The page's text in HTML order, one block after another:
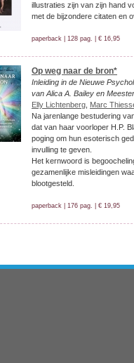
illustraties zijn van zijn hand
met de bijzondere citaten en
paperback | 128 pag. | € 16,95
Op weg naar de bron*
Inleiding in de Nieuwe
van Alica A. Bailey en
Elly Lichtenberg Marc
Na jarenlange bestudering
dat van haar voorloper H.P.
poging om hun esoterisch
invulling te geven.
Het kernwoord is
gezamenlijke misleidingen
blootgesteld.
paperback | 176 pag. | € 19,95